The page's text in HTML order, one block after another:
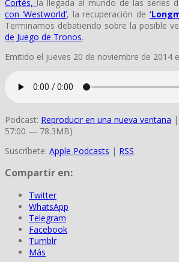
Cortés, la llegada al mundo de las series
con ‘Westworld’, la recuperación de
Terminamos debatiendo sobre la posible
de Juego de Tronos.
Emitido el jueves 20 de noviembre de 2014
Podcast: Reproducir en una nueva ventana |
57:00 — 78.3MB)
Suscríbete: Apple Podcasts | RSS
Compartir en:
Twitter
WhatsApp
Telegram
Facebook
Tumblr
Más